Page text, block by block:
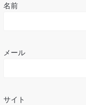
名前
メール
サイト